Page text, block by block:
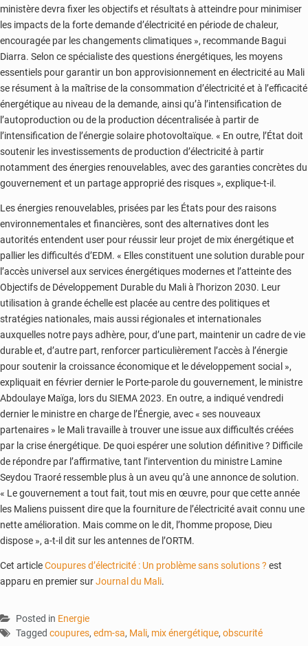
ministère devra fixer les objectifs et résultats à atteindre pour minimiser
les impacts de la forte demande d’électricité en période de chaleur,
encouragée par les changements climatiques », recommande Bagui
Diarra. Selon ce spécialiste des questions énergétiques, les moyens
essentiels pour garantir un bon approvisionnement en électricité au Mali
se résument à la maîtrise de la consommation d’électricité et à l’efficacité
énergétique au niveau de la demande, ainsi qu’à l’intensification de
l’autoproduction ou de la production décentralisée à partir de
l’intensification de l’énergie solaire photovoltaïque. « En outre, l’État doit
soutenir les investissements de production d’électricité à partir
notamment des énergies renouvelables, avec des garanties concrètes du
gouvernement et un partage approprié des risques », explique-t-il.
Les énergies renouvelables, prisées par les États pour des raisons
environnementales et financières, sont des alternatives dont les
autorités entendent user pour réussir leur projet de mix énergétique et
pallier les difficultés d’EDM. « Elles constituent une solution durable pour
l’accès universel aux services énergétiques modernes et l’atteinte des
Objectifs de Développement Durable du Mali à l’horizon 2030. Leur
utilisation à grande échelle est placée au centre des politiques et
stratégies nationales, mais aussi régionales et internationales
auxquelles notre pays adhère, pour, d’une part, maintenir un cadre de vie
durable et, d’autre part, renforcer particulièrement l’accès à l’énergie
pour soutenir la croissance économique et le développement social »,
expliquait en février dernier le Porte-parole du gouvernement, le ministre
Abdoulaye Maïga, lors du SIEMA 2023. En outre, a indiqué vendredi
dernier le ministre en charge de l’Énergie, avec « ses nouveaux
partenaires » le Mali travaille à trouver une issue aux difficultés créées
par la crise énergétique. De quoi espérer une solution définitive ? Difficile
de répondre par l’affirmative, tant l’intervention du ministre Lamine
Seydou Traoré ressemble plus à un aveu qu’à une annonce de solution.
« Le gouvernement a tout fait, tout mis en œuvre, pour que cette année
les Maliens puissent dire que la fourniture de l’électricité avait connu une
nette amélioration. Mais comme on le dit, l’homme propose, Dieu
dispose », a-t-il dit sur les antennes de l’ORTM.
Cet articleCoupures d’électricité : Un problème sans solutions ? est
apparu en premier surJournal du Mali.
Posted in Energie
Tagged coupures, edm-sa, Mali, mix énergétique, obscurité